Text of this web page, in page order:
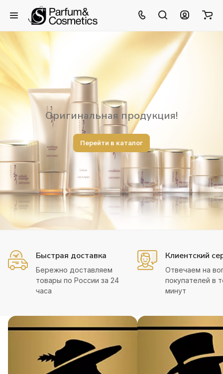
Оригинальная продукция!
Перейти в каталог
Быстрая доставка
Бережно доставляем
товары по России за 24
часа
Клиентский
Отвечаем на
покупателей в
минут